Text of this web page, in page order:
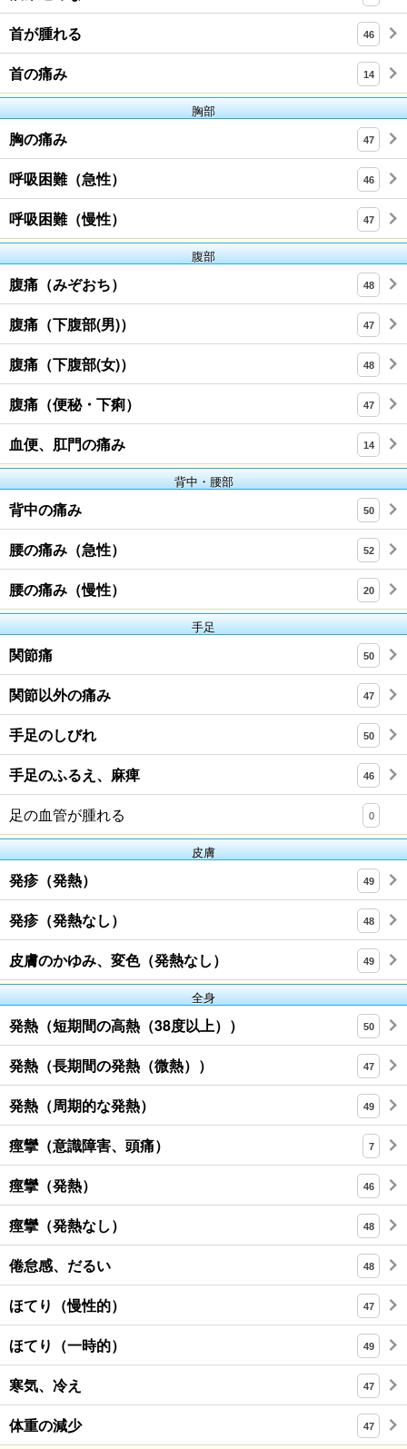
首が腫れる
46
首の痛み 14
胸部
胸の痛み 47
呼吸困難（急性） 46
呼吸困難（慢性） 47
腹部
腹痛（みぞおち） 48
腹痛（下腹部(男)） 47
腹痛（下腹部(女)） 48
腹痛（便秘・下痢） 47
血便、肛門の痛み 14
背中・腰部
背中の痛み 50
腰の痛み（急性） 52
腰の痛み（慢性） 20
手足
関節痛 50
関節以外の痛み 47
手足のしびれ 50
手足のふるえ、麻痺 46
足の血管が腫れる 0
皮膚
発疹（発熱） 49
発疹（発熱なし） 48
皮膚のかゆみ、変色（発熱なし） 49
全身
発熱（短期間の高熱（38度以上）） 50
発熱（長期間の発熱（微熱）） 47
発熱（周期的な発熱） 49
痙攣（意識障害、頭痛） 7
痙攣（発熱） 46
痙攣（発熱なし） 48
倦怠感、だるい 48
ほてり（慢性的） 47
ほてり（一時的） 49
寒気、冷え 47
体重の減少 47